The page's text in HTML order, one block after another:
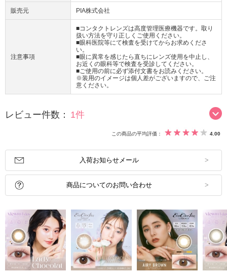
販売元 PIA株式会社
注意事項
■コンタクトレンズは高度管理医療機器です。取り
扱い方法を守り正しくご使用ください。
■眼科医院等にて検査を受けてからお求めくださ
い。
■眼に異常を感じたら直ちにレンズ使用を中止し、
お近くの眼科等で検査を受診してください。
■ご使用の前に必ず添付文書をお読みください。
※装用のイメージは個人差がございますので、ご注
意ください。
レビュー件数： 1件
この商品の平均評価： 4.00
入荷お知らせメール
商品についてのお問い合わせ